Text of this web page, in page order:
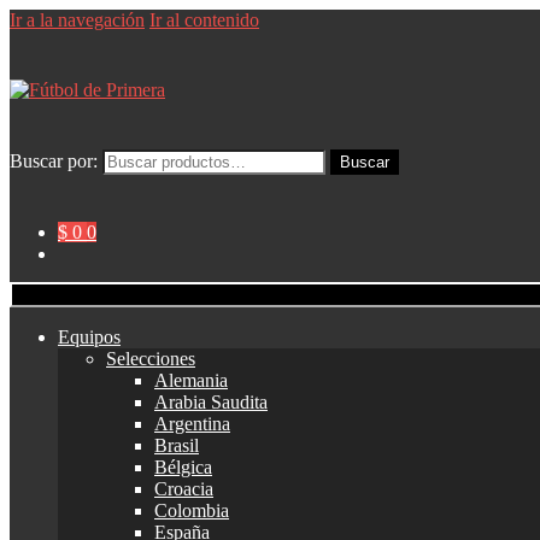
Ir a la navegación Ir al contenido
Buscar por: Buscar
$ 0 0
Equipos
Selecciones
Alemania
Arabia Saudita
Argentina
Brasil
Bélgica
Croacia
Colombia
España